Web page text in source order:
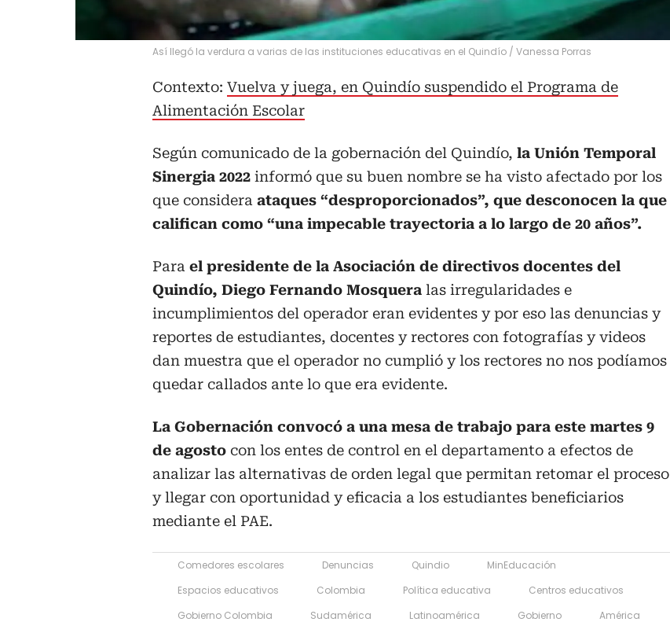
Así llegó la verdura a varias de las instituciones educativas en el Quindío / Vanessa Porras
Contexto: Vuelva y juega, en Quindío suspendido el Programa de
Alimentación Escolar
Según comunicado de la gobernación del Quindío, la Unión Temporal
Sinergia 2022 informó que su buen nombre se ha visto afectado por los
que considera ataques “desproporcionados”, que desconocen la que
califican como “una impecable trayectoria a lo largo de 20 años”.
Para el presidente de la Asociación de directivos docentes del
Quindío, Diego Fernando Mosquera las irregularidades e
incumplimientos del operador eran evidentes y por eso las denuncias y
reportes de estudiantes, docentes y rectores con fotografías y videos
dan muestra que el operador no cumplió y los rectores no nos podíamos
quedar callados ante lo que era evidente.
La Gobernación convocó a una mesa de trabajo para este martes 9
de agosto con los entes de control en el departamento a efectos de
analizar las alternativas de orden legal que permitan retomar el proceso
y llegar con oportunidad y eficacia a los estudiantes beneficiarios
mediante el PAE.
Comedores escolares Denuncias Quindio
MinEducación
Espacios educativos
Colombia Política educativa
Centros educativos
Gobierno Colombia
Sudamérica Latinoamérica Gobierno
América